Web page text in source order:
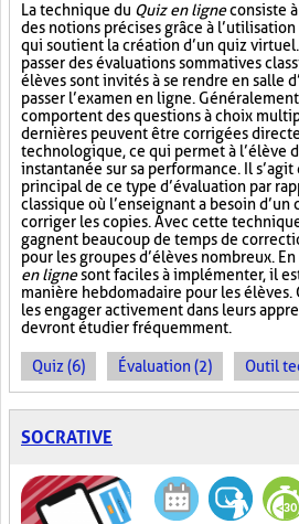
La technique du Quiz en ligneconsiste
des notions précises grâce à
qui soutient la création d’un quiz
passer des évaluations sommatives
élèves sont invités à se rendre en salle
passer l’examen en ligne.
comportent des questions à choix
dernières peuvent être corrigées
technologique, ce qui permet à l’élève
instantanée sur sa performance. Il s’agit
principal de ce type d’évaluation par
classique où l’enseignant a besoin
corriger les copies. Avec cette
gagnent beaucoup de temps de
pour les groupes d’élèves nombreux.
en lignesont faciles à implémenter, il
manière hebdomadaire pour les élèves.
les engager activement dans leurs
devront étudier fréquemment.
Quiz (6) Évaluation (2) Outil
SOCRATIVE